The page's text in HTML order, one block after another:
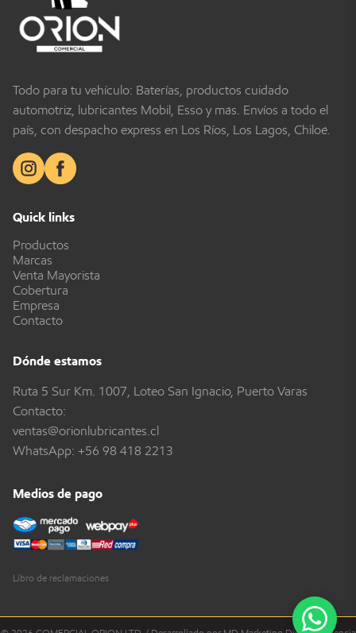
Todo para tu vehículo: Baterías, productos cuidado
automotriz, lubricantes Mobil, Esso y más. Envíos a todo el
país, con despacho express en Los Ríos, Los Lagos, Chiloé.
Quick links
Productos
Marcas
Venta Mayorista
Cobertura
Empresa
Contacto
Dónde estamos
Ruta 5 Sur Km. 1007, Loteo San Ignacio, Puerto Varas
Contacto:
ventas@orionlubricantes.cl
WhatsApp: +56 98 418 2213
Medios de pago
Libro de reclamaciones